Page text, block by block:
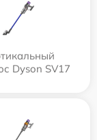
Dyson SV17